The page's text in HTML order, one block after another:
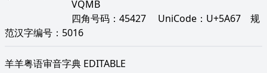
VQMB
四角号码： 45427 UniCode： U+5A67 规
范汉字编号： 5016
羊羊粤语审音字典 EDITABLE